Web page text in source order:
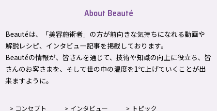
About Beauté
Beautéは、「美容施術者」の方が前向きな気持ちになれる動画や
解説レシピ、インタビュー記事を掲載しております。
Beautéの情報が、皆さんを通じて、技術や知識の向上に役立ち、皆
さんのお客さまを、そして世の中の温度を1℃上げていくことが出
来ますように。
コンセプト インタビュー トピック